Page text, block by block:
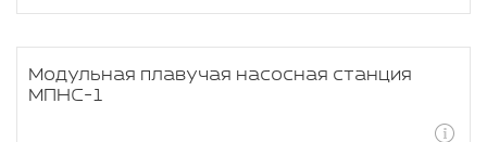
Модульная плавучая насосная станция
МПНС-1